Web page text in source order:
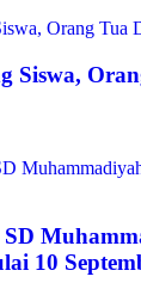
Siswa,
SD
10